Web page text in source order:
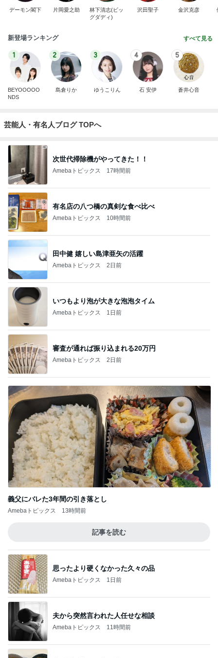
デーモン閣下 片岡愛之助
林下清志(ビッ
グダディ)
沢田聖子 金沢克彦
新登場ランキング すべて見る
1
BEYOOOOO
NDS
2
島倉りか
3
ゆうこりん
4
石 安伊
5
蒼井心音
芸能人・有名人ブログ TOPへ
次世代掃除機がやってきた！！
Amebaトピックス 17時間前
有名店の八つ橋の真剣な食べ比べ
Amebaトピックス 10時間前
田中健 嬉しい島津亜矢の活躍
Amebaトピックス 2日前
いつもより泡が大きな泡泡タイム
Amebaトピックス 1日前
審査が通れば振り込まれる20万円
Amebaトピックス 2日前
義父にバレた3年間の引き落とし
Amebaトピックス 13時間前
記事を読む
思ったより硬くなかった久々の品
Amebaトピックス 1日前
夫から突然言われた人任せな相談
Amebaトピックス 11時間前